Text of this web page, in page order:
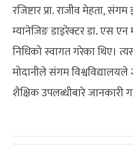
रजिष्टार प्रा. राजीव मेहता,
म्यानेजिङ डाइरेक्टर डा. एस एन
निधिको स्वागत गरेका थिए।
मोदानीले संगम विश्वविद्यालयले
शैक्षिक उपलब्धीबारे जानकारी